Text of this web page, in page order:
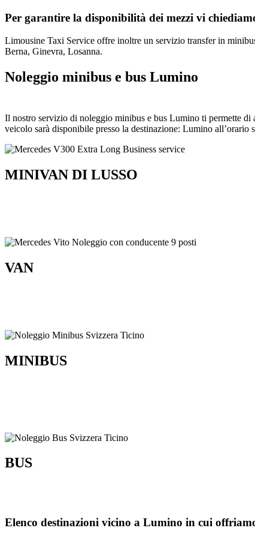
Per garantire la disponibilità dei mezzi vi
Limousine Taxi Service offre inoltre un servizio transfer in
Berna, Ginevra, Losanna.
Noleggio minibus e bus Lumino
Il nostro servizio di noleggio minibus e bus Lumino ti permette
veicolo sarà disponibile presso la destinazione: Lumino all’orario
MINIVAN DI LUSSO
VAN
MINIBUS
BUS
Elenco destinazioni vicino a Lumino in cui